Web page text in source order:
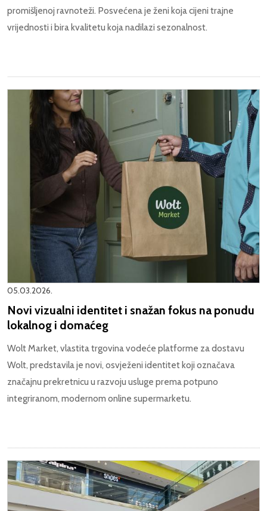
promišljenoj ravnoteži. Posvećena je ženi koja cijeni trajne
vrijednosti i bira kvalitetu koja nadilazi sezonalnost.
05.03.2026.
Novi vizualni identitet i snažan fokus na ponudu
lokalnog i domaćeg
Wolt Market, vlastita trgovina vodeće platforme za dostavu
Wolt, predstavila je novi, osvježeni identitet koji označava
značajnu prekretnicu u razvoju usluge prema potpuno
integriranom, modernom online supermarketu.